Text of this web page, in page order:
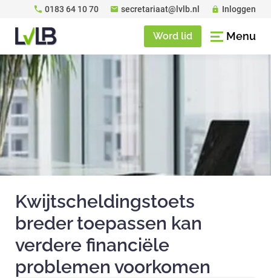
0183 64 10 70 secretariaat@lvlb.nl Inloggen
Word lid Menu
Kwijtscheldingstoets
breder toepassen kan
verdere financiële
problemen voorkomen